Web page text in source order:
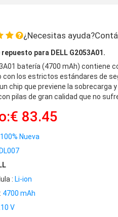
¿Necesitas
para DELL G2053A01.
batería (4700 mAh)
con los estrictos estándares de
chip que previene la sobrecarga
pilas de gran calidad que no
83.45
100% Nueva
: Li-ion
4700 mAh
V